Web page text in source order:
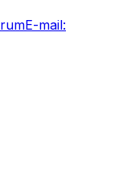
E-mail: